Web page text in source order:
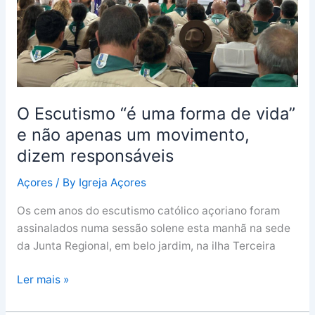
O Escutismo “é uma forma de vida”
e não apenas um movimento,
dizem responsáveis
Açores/ By Igreja Açores
Os cem anos do escutismo católico açoriano foram
assinalados numa sessão solene esta manhã na sede
da Junta Regional, em belo jardim, na ilha Terceira
e
não
apenas
um
movimento,
responsáveis
Ler mais »